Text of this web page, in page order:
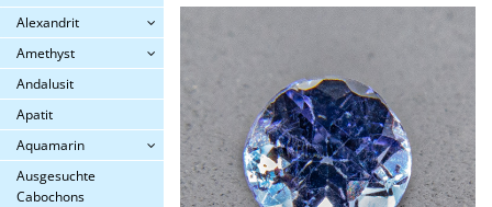
Alexandrit
Amethyst
Andalusit
Apatit
Aquamarin
Ausgesuchte
Cabochons